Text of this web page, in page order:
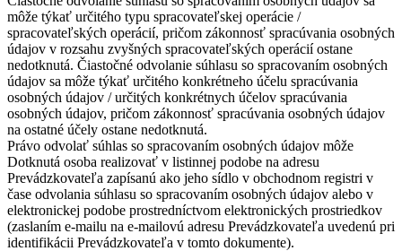
môže týkať určitého typu spracovateľskej operácie /
spracovateľských operácií, pričom zákonnosť spracúvania osobných
údajov v rozsahu zvyšných spracovateľských operácií ostane
nedotknutá. Čiastočné odvolanie súhlasu so spracovaním osobných
údajov sa môže týkať určitého konkrétneho účelu spracúvania
osobných údajov / určitých konkrétnych účelov spracúvania
osobných údajov, pričom zákonnosť spracúvania osobných údajov
na ostatné účely ostane nedotknutá.
Právo odvolať súhlas so spracovaním osobných údajov môže
Dotknutá osoba realizovať v listinnej podobe na adresu
Prevádzkovateľa zapísanú ako jeho sídlo v obchodnom registri v
čase odvolania súhlasu so spracovaním osobných údajov alebo v
elektronickej podobe prostredníctvom elektronických prostriedkov
(zaslaním e-mailu na e-mailovú adresu Prevádzkovateľa uvedenú pri
identifikácii Prevádzkovateľa v tomto dokumente).